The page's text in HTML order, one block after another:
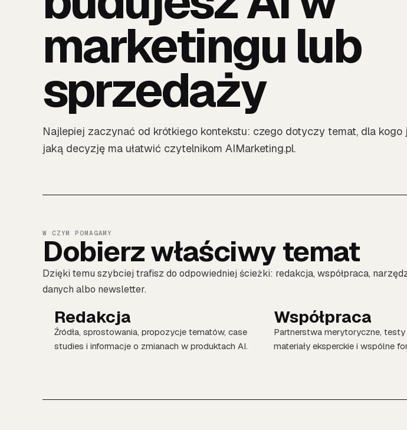
marketingu lub
sprzedaży
Najlepiej zaczynać od krótkiego kontekstu: czego dotyczy temat, dla kogo
jaką decyzję ma ułatwić czytelnikom AIMarketing.pl.
W CZYM POMAGAMY
Dobierz właściwy temat
Dzięki temu szybciej trafisz do odpowiedniej ścieżki: redakcja, współpraca,
danych albo newsletter.
Redakcja
Źródła, sprostowania, propozycje tematów, case
studies i informacje o zmianach w produktach AI.
Współpraca
Partnerstwa merytoryczne, testy
materiały eksperckie i wspólne